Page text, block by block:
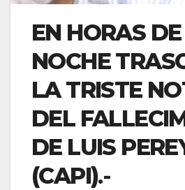
EN HORAS
NOCHE
LA TRISTE
DEL
DE LUIS
(CAPI).-